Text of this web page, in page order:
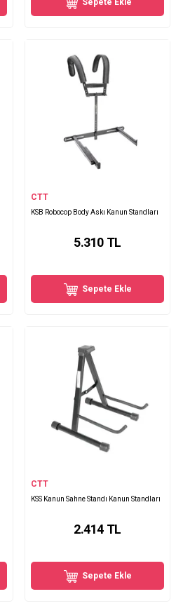
Sepete Ekle
CTT
KSB Robocop Body Askı Kanun Standları
5.310 TL
Sepete Ekle
CTT
KSS Kanun Sahne Standı Kanun Standları
2.414 TL
Sepete Ekle